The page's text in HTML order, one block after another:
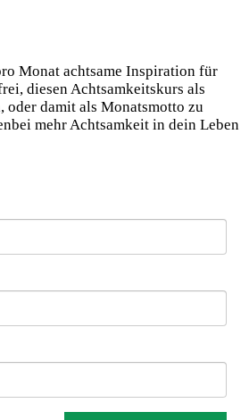
Monat achtsame Inspiration für
diesen Achtsamkeitskurs als
oder damit als Monatsmotto zu
mehr Achtsamkeit in dein Leben